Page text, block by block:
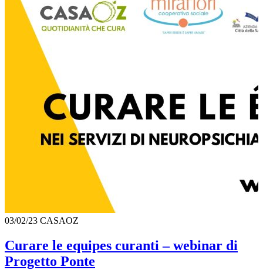
03/02/23 CASAOZ
Curare le equipes curanti – webinar di
Progetto Ponte